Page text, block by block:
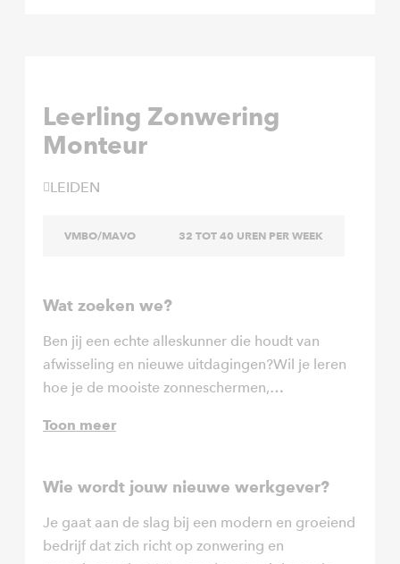
Leerling Zonwering
Monteur
LEIDEN
VMBO/MAVO 32 TOT 40 UREN PER WEEK
Wat zoeken we?
Ben jij een echte alleskunner die houdt van
afwisseling en nieuwe uitdagingen?Wil je leren
hoe je de mooiste zonneschermen,
installeert? Dan zijn wij op zoek naar jou!
Toon meer
Wie wordt jouw nieuwe werkgever?
Je gaat aan de slag bij een modern en groeiend
bedrijf dat zich richt op zonwering en